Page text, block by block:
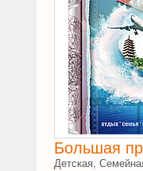
Большая
Детская,